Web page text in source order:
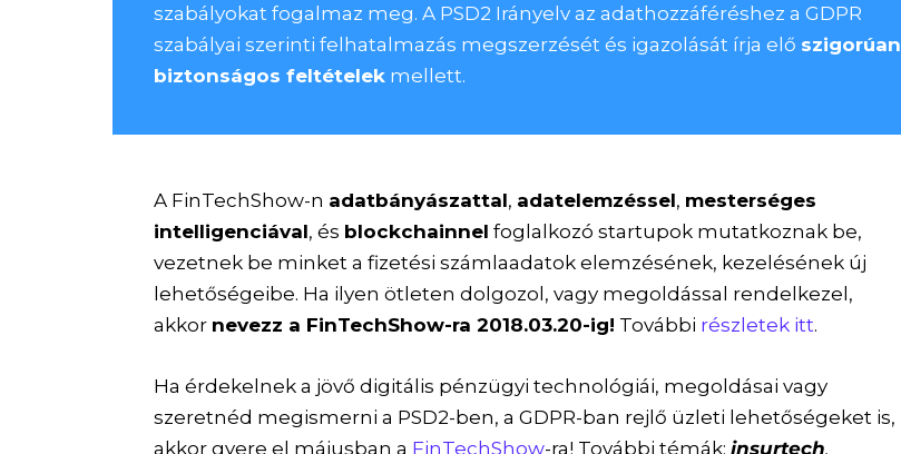
szabályokat fogalmaz meg. A PSD2 Irányelv az adathozzáféréshez a GDPR
szabályai szerinti felhatalmazás megszerzését és igazolását írja elő szigorúan
biztonságos feltételek mellett.
A FinTechShow-n adatbányászattal, adatelemzéssel, mesterséges
intelligenciával, és blockchainnel foglalkozó startupok mutatkoznak be,
vezetnek be minket a fizetési számlaadatok elemzésének, kezelésének új
lehetőségeibe. Ha ilyen ötleten dolgozol, vagy megoldással rendelkezel,
akkor nevezz a FinTechShow-ra 2018.03.20-ig! További részletek itt.
Ha érdekelnek a jövő digitális pénzügyi technológiái, megoldásai vagy
szeretnéd megismerni a PSD2-ben, a GDPR-ban rejlő üzleti lehetőségeket is,
akkor gyere el májusban a FinTechShow-ra! További témák:insurtech,